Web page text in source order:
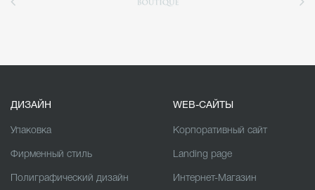
ДИЗАЙН
Упаковка
Фирменный стиль
Полиграфический дизайн
WEB-САЙТЫ
Корпоративный сайт
Landing page
Интернет-Магазин